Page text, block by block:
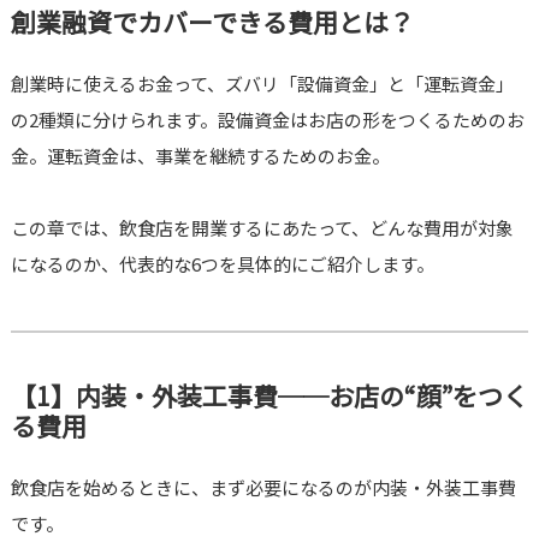
創業融資でカバーできる費用とは？
創業時に使えるお金って、ズバリ「設備資金」と「運転資金」
の2種類に分けられます。設備資金はお店の形をつくるためのお
金。運転資金は、事業を継続するためのお金。
この章では、飲食店を開業するにあたって、どんな費用が対象
になるのか、代表的な6つを具体的にご紹介します。
【1】内装・外装工事費──お店の“顔”をつく
る費用
飲食店を始めるときに、まず必要になるのが内装・外装工事費
です。